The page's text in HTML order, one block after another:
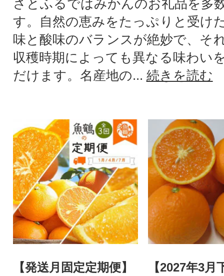
さとふるではみかんのお礼品を多
す。自然の恵みをたっぷりと受け
味と酸味のバランスが絶妙で、そ
収穫時期によっても異なる味わい
だけます。名産地の... 続きを読む
【発送月固定定期便】
【2027年3月